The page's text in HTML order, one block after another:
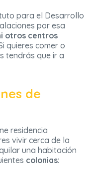
para el Desarrollo
por esa
otros centros
quieres comer o
tendrás que ir a
de
residencia
vivir cerca de la
una habitación
colonias: